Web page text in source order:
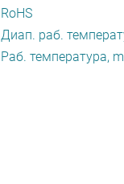
RoHS
Диап. раб.
Раб. температура,